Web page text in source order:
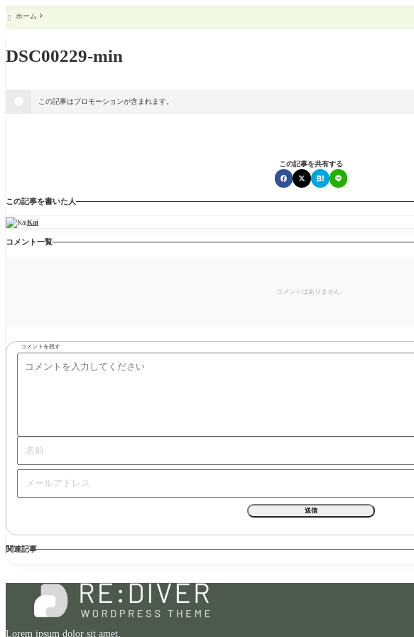
 ホーム
DSC00229-min
この記事はプロモーションが含まれます。
この記事を共有する
この記事を書いた人
Kai
コメント一覧
コメントはありません。
コメントを残す
関連記事
Lorem ipsum dolor sit amet,